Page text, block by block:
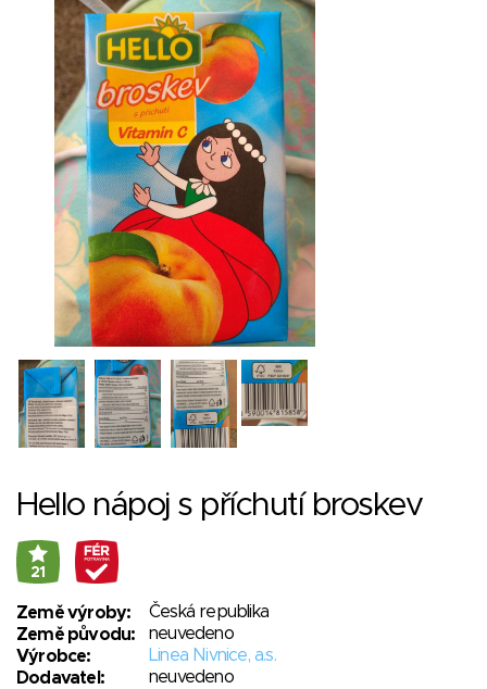
Hello nápoj s příchutí broskev
21
Země výroby:
Česká republika
Země původu:
neuvedeno
Výrobce:
Linea Nivnice, a.s.
Dodavatel:
neuvedeno